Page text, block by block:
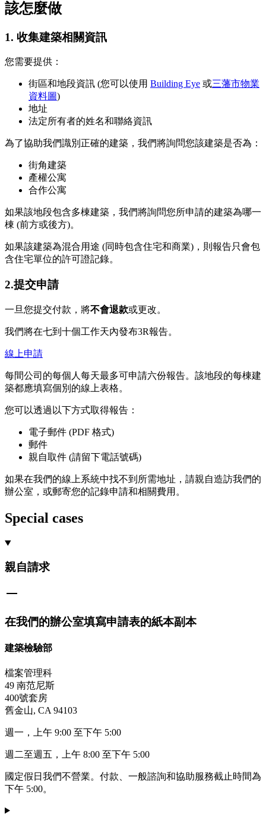
該怎麼做
1. 收集建築相關資訊
您需要提供：
街區和地段資訊 (您可以使用 Building Eye 或三藩市物業
資料圖)
地址
法定所有者的姓名和聯絡資訊
為了協助我們識別正確的建築，我們將詢問您該建築是否為：
街角建築
產權公寓
合作公寓
如果該地段包含多棟建築，我們將詢問您所申請的建築為哪一
棟 (前方或後方)。
如果該建築為混合用途 (同時包含住宅和商業)，則報告只會包
含住宅單位的許可證記錄。
2.提交申請
一旦您提交付款，將不會退款或更改。
我們將在七到十個工作天內發布3R報告。
線上申請
每間公司的每個人每天最多可申請六份報告。該地段的每棟建
築都應填寫個別的線上表格。
您可以透過以下方式取得報告：
電子郵件 (PDF 格式)
郵件
親自取件 (請留下電話號碼)
如果在我們的線上系統中找不到所需地址，請親自造訪我們的
辦公室，或郵寄您的記錄申請和相關費用。
Special cases
親自請求
在我們的辦公室填寫申請表的紙本副本
建築檢驗部
檔案管理科
49 南范尼斯
400號套房
舊金山, CA 94103
週一，上午 9:00 至下午 5:00
週二至週五，上午 8:00 至下午 5:00
國定假日我們不營業。付款、一般諮詢和協助服務截止時間為
下午 5:00。